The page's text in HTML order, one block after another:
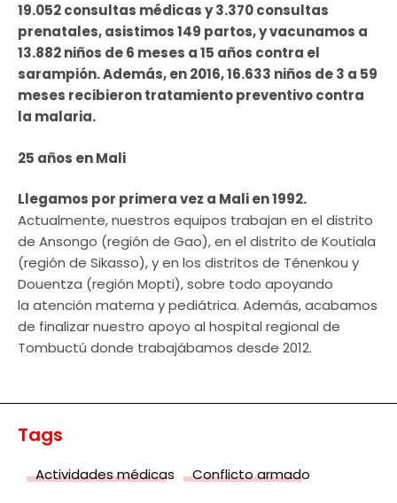
19.052 consultas médicas y 3.370 consultas
prenatales, asistimos 149 partos, y vacunamos a
13.882 niños de 6 meses a 15 años contra el
sarampión. Además, en 2016, 16.633 niños de 3 a 59
meses recibieron tratamiento preventivo contra
la malaria.
25 años en Mali
Llegamos por primera vez a Mali en 1992.
Actualmente, nuestros equipos trabajan en el distrito
de Ansongo (región de Gao), en el distrito de Koutiala
(región de Sikasso), y en los distritos de Ténenkou y
Douentza (región Mopti), sobre todo apoyando
la atención materna y pediátrica. Además, acabamos
de finalizar nuestro apoyo al hospital regional de
Tombuctú donde trabajábamos desde 2012.
Tags
Actividades médicas Conflicto armado